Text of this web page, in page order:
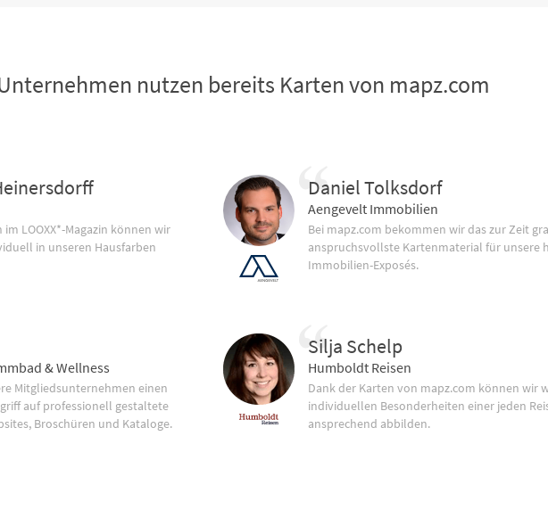
nutzen bereits Karten von mapz.com
LOOXX*-Magazin können wir
in unseren Hausfarben
& Wellness
Mitgliedsunternehmen einen
auf professionell gestaltete
Broschüren und Kataloge.
Daniel Tolksdorf
Aengevelt Immobilien
Bei mapz.com bekommen wir das zur Zeit
anspruchsvollste Kartenmaterial für unsere
Immobilien-Exposés.
Silja Schelp
Humboldt Reisen
Dank der Karten von mapz.com können wir
individuellen Besonderheiten einer jeden
ansprechend abbilden.